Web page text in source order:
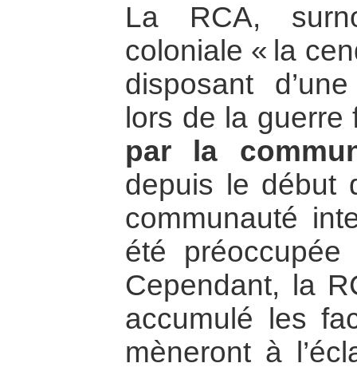
La RCA,
coloniale « la
disposant
lors de la
par la
depuis le début
communauté
été préoccupée
Cependant, la
accumulé les
mèneront à